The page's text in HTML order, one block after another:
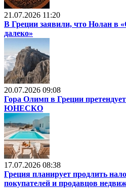
21.07.2026 11:20
В Греции заявили, что Нолан в
далеко»
20.07.2026 09:08
Гора Олимп в Греции
ЮНЕСКО
17.07.2026 08:38
Греция планирует продлить
покупателей и продавцов